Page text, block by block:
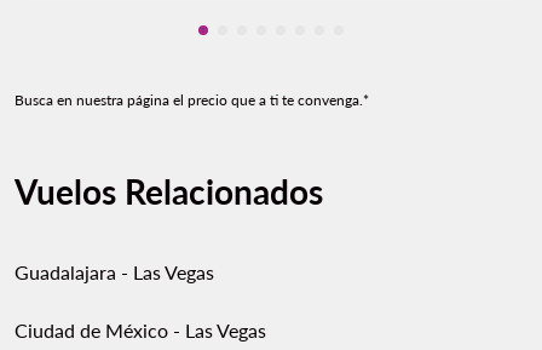
Mostrando cmp-pagination-
Busca en nuestra página el precio que a ti te convenga.*
Vuelos Relacionados
Guadalajara - Las Vegas
Ciudad de México - Las Vegas